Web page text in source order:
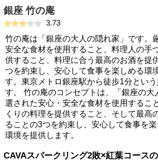
銀座 竹の庵
3.73
竹の庵は「銀座の大人の隠れ家」です。
安全な食材を使用すること、料理人の手
供すること、料理に合う最高のお酒を提
つを約束し、安心して食事を楽しめる環
す。東京メトロ銀座駅から徒歩1分とい
す。 竹の庵のコンセプトは、「銀座の大
選された安心・安全な食材を使用するこ
くりの料理を提供すること、そして最高
ることの3つを約束し、安心して食事を
環境を提供します。
CAVAスパークリング2敗×紅葉コース